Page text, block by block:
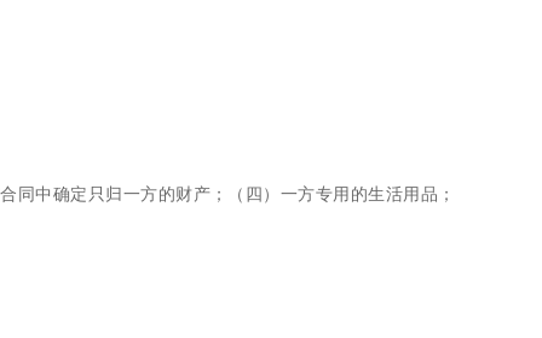
中确定只归一方的财产；（四）一方专用的生活用品；